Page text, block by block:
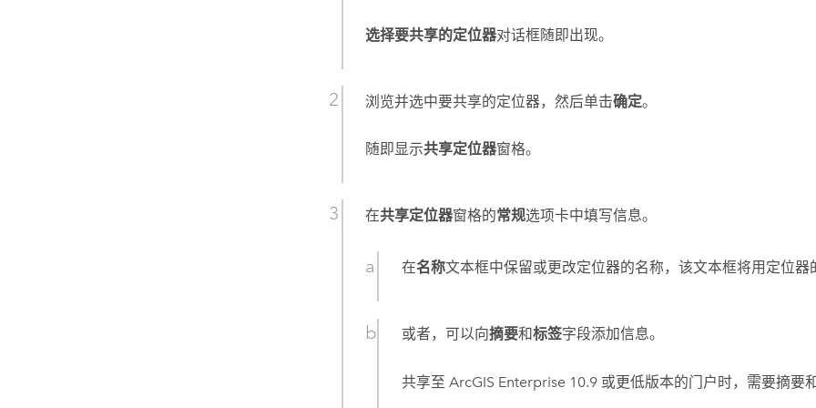
选择要共享的定位器对话框随即出现。
浏览并选中要共享的定位器，然后单击确定。
随即显示共享定位器窗格。
在共享定位器窗格的常规选项卡中填写信息。
在名称文本框中保留或更改定位器的名称，该文本框将用定位器
或者，可以向摘要和标签字段添加信息。
共享至 ArcGIS Enterprise 10.9或更低版本的门户时，需要摘要和